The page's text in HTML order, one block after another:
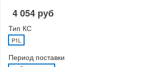
4 054 руб
Тип КС
P1L
Период поставки